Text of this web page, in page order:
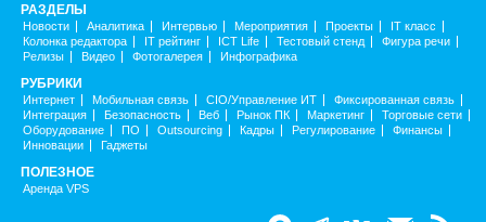
РАЗДЕЛЫ
Новости Аналитика Интервью Мероприятия Проекты
IT класс
Колонка редактора
IT рейтинг ICT Life Тестовый стенд
Фигура речи
Релизы
Видео Фотогалерея Инфографика
РУБРИКИ
Интернет Мобильная связь CIO/Управление ИТ
Фиксированная связь
Интеграция
Безопасность Веб Рынок ПК Маркетинг
Торговые сети
Оборудование
ПО Outsourcing Кадры Регулирование
Финансы
Инновации
Гаджеты
ПОЛЕЗНОЕ
Аренда VPS